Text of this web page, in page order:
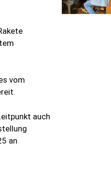
vom
auch
an